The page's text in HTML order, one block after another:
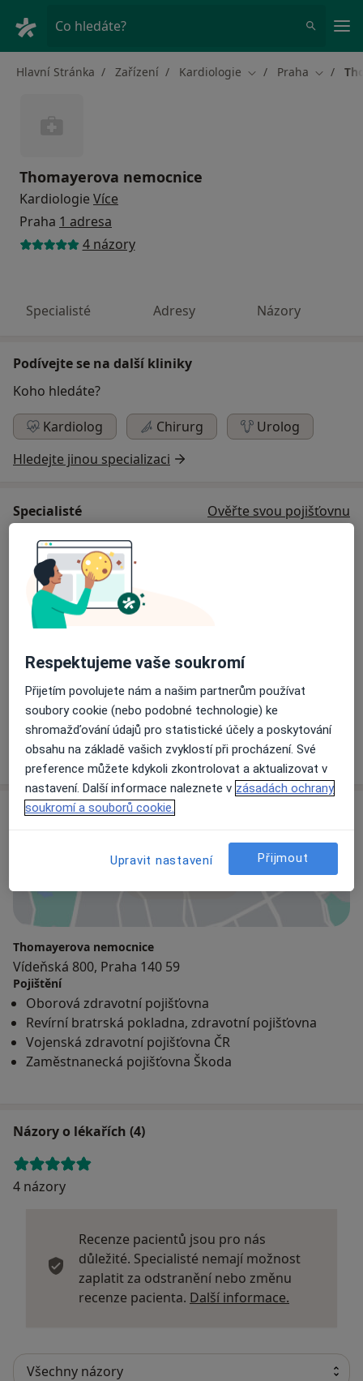
Co hledáte?
Hlavní Stránka Zařízení Kardiologie Změna města
Praha Změna
Thomayerova nemocnice
Kardiologie Více
Praha 1 adresa
4 názory
Specialisté Adresy Názory
Podívejte se na další kliniky
Koho hledáte?
Kardiolog
Chirurg
Urolog
Hledejte jinou specializaci
Specialisté Ověřte svou pojišťovnu
Kardiolog
prof. Renata Cífková
Kardiolog
Adresa
Thomayerova nemocnice
Vídeňská 800, Praha 140 59
Pojištění
Oborová zdravotní pojišťovna
Revírní bratrská pokladna, zdravotní pojišťovna
Vojenská zdravotní pojišťovna ČR
Zaměstnanecká pojišťovna Škoda
Názory o lékařích (4)
4 názory
Recenze pacientů jsou pro nás
důležité. Specialisté nemají možnost
zaplatit za odstranění nebo změnu
recenze pacienta. Další informace.
Respektujeme vaše soukromí
Přijetím povolujete nám a našim partnerům používat
soubory cookie (nebo podobné technologie) ke
shromažďování údajů pro statistické účely a poskytování
obsahu na základě vašich zvyklostí při procházení. Své
preference můžete kdykoli zkontrolovat a aktualizovat v
nastavení. Další informace naleznete v zásadách ochrany
soukromí a souborů cookie.
Upravit nastavení Přijmout